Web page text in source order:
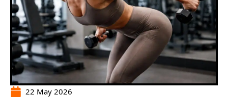
22 May 2026